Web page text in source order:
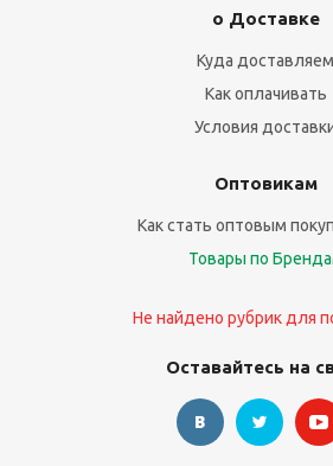
о Доставке
Куда доставляем
Как оплачивать
Условия
Оптовикам
Как стать оптовым
Товары по
Не найдено рубрик для
Оставайтесь на